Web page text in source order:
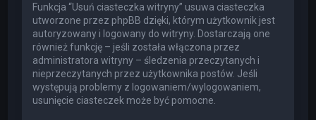
Funkcja “Usuń ciasteczka witryny” usuwa ciasteczka
utworzone przez phpBB dzięki, którym użytkownik jest
autoryzowany i logowany do witryny. Dostarczają one
również funkcję – jeśli została włączona przez
administratora witryny – śledzenia przeczytanych i
nieprzeczytanych przez użytkownika postów. Jeśli
występują problemy z logowaniem/wylogowaniem,
usunięcie ciasteczek może być pomocne.